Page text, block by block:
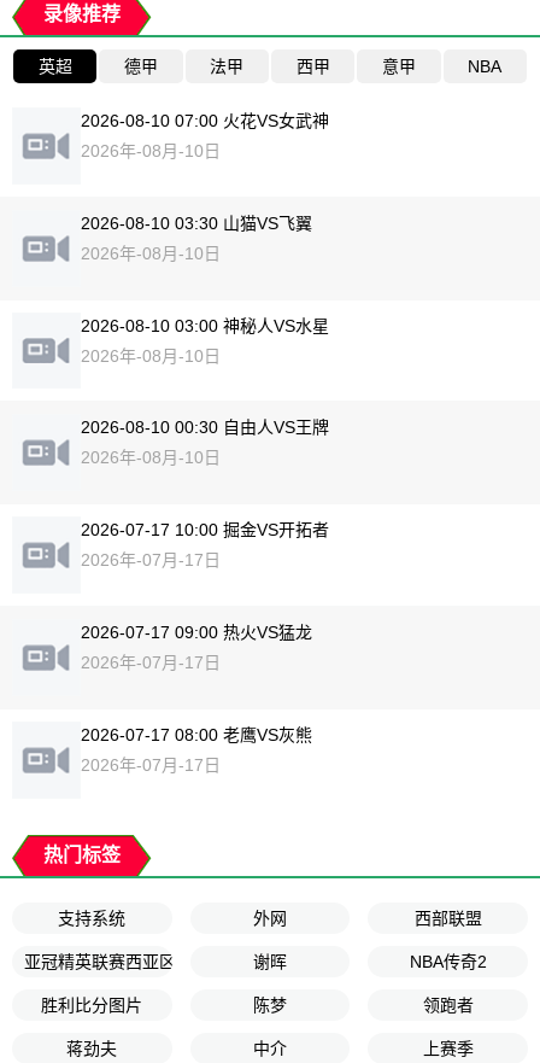
录像推荐
英超 德甲 法甲 西甲 意甲 NBA
2026-08-10 07:00 火花VS女武神
2026年-08月-10日
2026-08-10 03:30 山猫VS飞翼
2026年-08月-10日
2026-08-10 03:00 神秘人VS水星
2026年-08月-10日
2026-08-10 00:30 自由人VS王牌
2026年-08月-10日
2026-07-17 10:00 掘金VS开拓者
2026年-07月-17日
2026-07-17 09:00 热火VS猛龙
2026年-07月-17日
2026-07-17 08:00 老鹰VS灰熊
2026年-07月-17日
热门标签
支持系统 外网 西部联盟
亚冠精英联赛西亚区 谢晖 NBA传奇2
胜利比分图片 陈梦 领跑者
蒋劲夫 中介 上赛季